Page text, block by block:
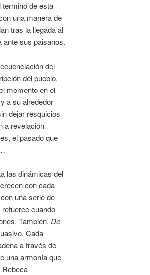
de esta
una manera de
tras la llegada al
ante sus paisanos.
del
del pueblo,
momento en el
a su alrededor
dejar resquicios
a revelación
el pasado que
las dinámicas del
con cada
una serie de
cuando
También, De
Cada
a través de
una armonía que
Rebeca